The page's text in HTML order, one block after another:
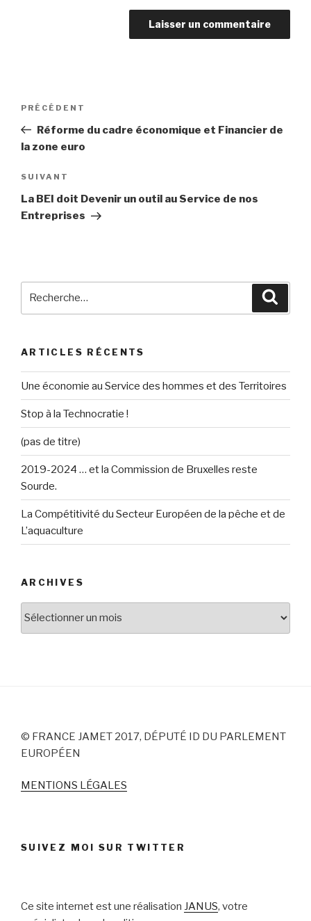
Navigation
l’article
Article
précédent
PRÉCÉDENT
Réforme du cadre économique et Financier de
la zone euro
Article
suivant
SUIVANT
La BEI doit Devenir un outil au Service de nos
Entreprises
ARTICLES RÉCENTS
Une économie au Service des hommes et des Territoires
Stop à la Technocratie !
(pas de titre)
2019-2024 … et la Commission de Bruxelles reste
Sourde.
La Compétitivité du Secteur Européen de la pêche et de
L’aquaculture
ARCHIVES
Archives
© FRANCE JAMET 2017, DÉPUTÉ ID DU PARLEMENT
EUROPÉEN
MENTIONS LÉGALES
SUIVEZ MOI SUR TWITTER
Ce site internet est une réalisation JANUS, votre